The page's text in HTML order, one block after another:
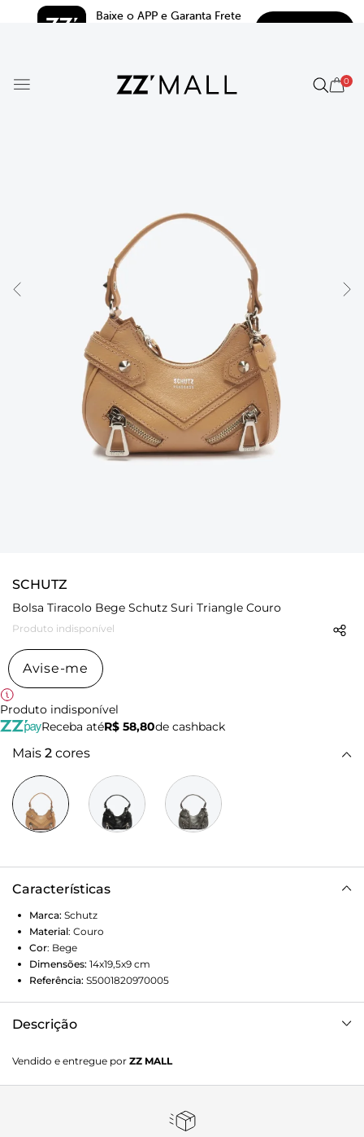
Baixe o APP e Garanta Frete
0
SCHUTZ
Bolsa Tiracolo Bege Schutz Suri Triangle Couro
Produto indisponível
Avise-me
Produto indisponível
Receba atéR$ 58,80de cashback
Mais 2 cores
Características
Marca: Schutz
Material: Couro
Cor: Bege
Dimensões: 14x19,5x9 cm
Referência: S5001820970005
Descrição
glamouroso triangle metalizado, essa versão da bolsa Suri
é simplesmente irresistível! O shape arredondado e
mais cool. Prática, tem ótimo espaço para levar seus itens
Vendido e entregue por ZZ MALL